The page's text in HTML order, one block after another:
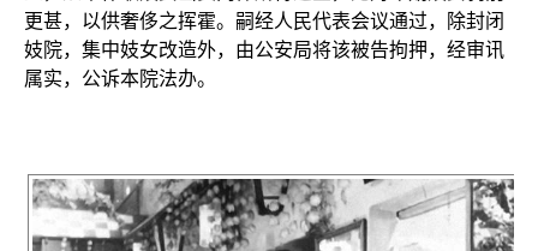
更甚，以供奢侈之挥霍。嗣经人民代表会议通过，除封闭
妓院，集中妓女改造外，由公安局将该被告拘押，经审讯
属实，公诉本院法办。